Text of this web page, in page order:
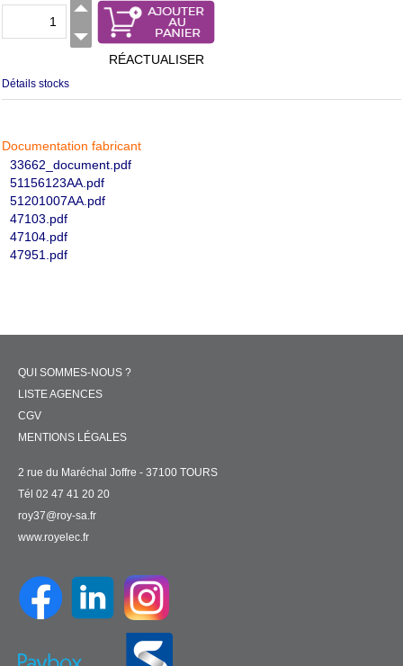
RÉACTUALISER
Détails stocks
Documentation fabricant
33662_document.pdf
51156123AA.pdf
51201007AA.pdf
47103.pdf
47104.pdf
47951.pdf
QUI SOMMES-NOUS ?
LISTE AGENCES
CGV
MENTIONS LÉGALES
2 rue du Maréchal Joffre - 37100 TOURS
Tél 02 47 41 20 20
roy37@roy-sa.fr
www.royelec.fr